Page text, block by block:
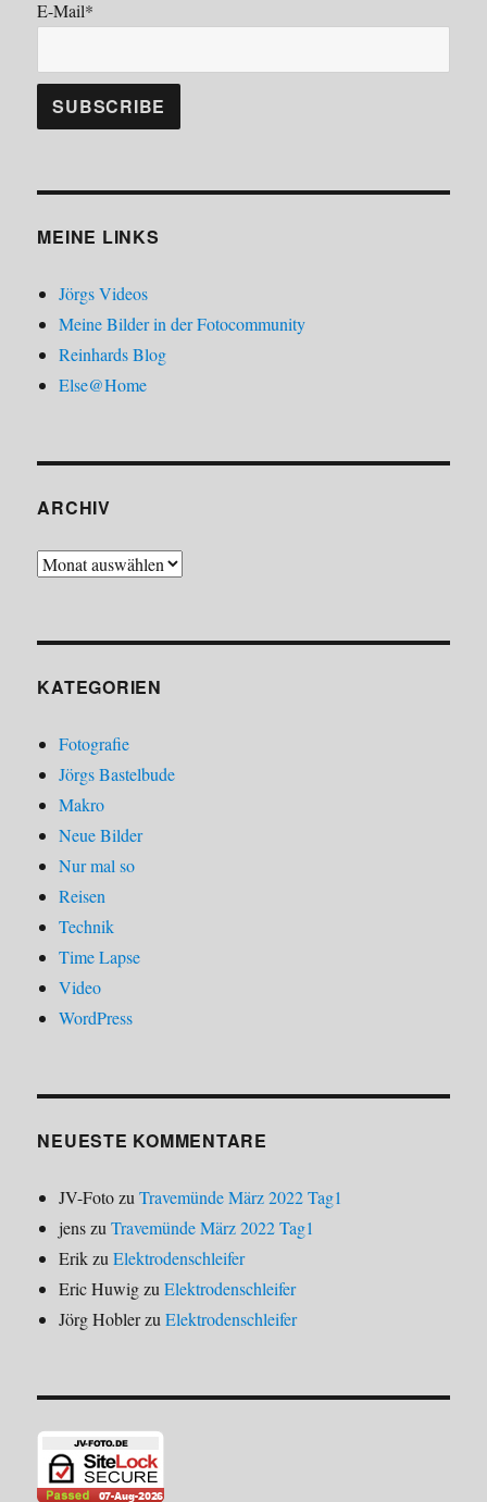
E-Mail*
MEINE LINKS
Jörgs Videos
Meine Bilder in der Fotocommunity
Reinhards Blog
Else@Home
ARCHIV
Archiv
KATEGORIEN
Fotografie
Jörgs Bastelbude
Makro
Neue Bilder
Nur mal so
Reisen
Technik
Time Lapse
Video
WordPress
NEUESTE KOMMENTARE
JV-FotozuTravemünde März 2022 Tag1
jenszuTravemünde März 2022 Tag1
ErikzuElektrodenschleifer
Eric HuwigzuElektrodenschleifer
Jörg HoblerzuElektrodenschleifer